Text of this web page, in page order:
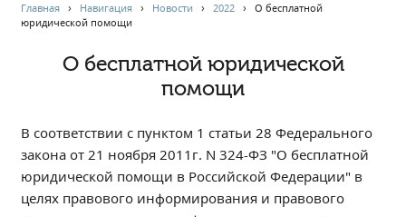
НАВИГАЦИЯ
Главная
Опрос по качеству образования
Новости
Наблюдательный совет
Главная › Навигация › Новости ›2022 ›О бесплатной
юридической помощи
О бесплатной юридической
помощи
В соответствии с пунктом 1 статьи 28 Федерального
закона от 21 ноября 2011г. N 324-ФЗ "О бесплатной
юридической помощи в Российской Федерации" в
целях правового информирования и правового